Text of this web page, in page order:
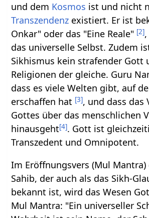
und dem Kosmos ist und nicht
Transzendenz existiert. Er ist
Onkar" oder das "Eine Reale" [2]
das universelle Selbst. Zudem
Sikhismus kein strafender Gott
Religionen der gleiche. Guru
dass es viele Welten gibt, auf
erschaffen hat [3], und dass das
Gottes über das menschlichen
hinausgeht[4]. Gott ist
Transzedent und Omnipotent.
Im Eröffnungsvers (Mul Mantra)
Sahib, der auch als das Sikh-
bekannt ist, wird das Wesen
Mul Mantra: "Ein universeller